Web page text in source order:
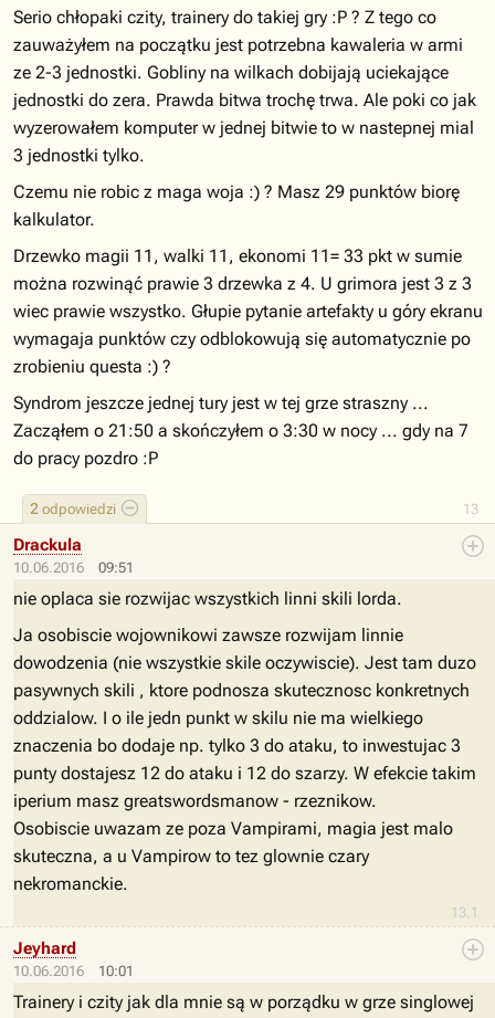
13
2 odpowiedzi
Serio chłopaki czity, trainery do takiej gry :P ? Z tego co
zauważyłem na początku jest potrzebna kawaleria w armi
ze 2-3 jednostki. Gobliny na wilkach dobijają uciekające
jednostki do zera. Prawda bitwa trochę trwa. Ale poki co jak
wyzerowałem komputer w jednej bitwie to w nastepnej mial
3 jednostki tylko.
Czemu nie robic z maga woja :) ? Masz 29 punktów biorę
kalkulator.
Drzewko magii 11, walki 11, ekonomi 11= 33 pkt w sumie
można rozwinąć prawie 3 drzewka z 4. U grimora jest 3 z 3
wiec prawie wszystko. Głupie pytanie artefakty u góry ekranu
wymagaja punktów czy odblokowują się automatycznie po
zrobieniu questa :) ?
Syndrom jeszcze jednej tury jest w tej grze straszny ...
Zacząłem o 21:50 a skończyłem o 3:30 w nocy ... gdy na 7
do pracy pozdro :P
10.06.2016 09:51
13.1
Drackula
nie oplaca sie rozwijac wszystkich linni skili lorda.
Ja osobiscie wojownikowi zawsze rozwijam linnie
dowodzenia (nie wszystkie skile oczywiscie). Jest tam duzo
pasywnych skili , ktore podnosza skutecznosc konkretnych
oddzialow. I o ile jedn punkt w skilu nie ma wielkiego
znaczenia bo dodaje np. tylko 3 do ataku, to inwestujac 3
punty dostajesz 12 do ataku i 12 do szarzy. W efekcie takim
iperium masz greatswordsmanow - rzeznikow.
Osobiscie uwazam ze poza Vampirami, magia jest malo
skuteczna, a u Vampirow to tez glownie czary
nekromanckie.
10.06.2016 10:01
Jeyhard
Trainery i czity jak dla mnie są w porządku w grze singlowej